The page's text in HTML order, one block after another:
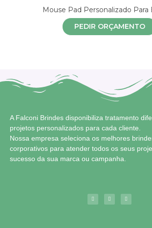
Mouse Pad Personalizado Para
PEDIR ORÇAMENTO
A Falconi Brindes disponibiliza tratamento
projetos personalizados para cada cliente.
Nossa empresa seleciona os melhores
corporativos para atender todos os seus
sucesso da sua marca ou campanha.